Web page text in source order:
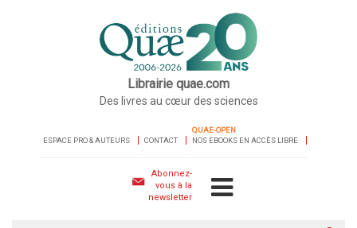
Librairie quae.com
Des livres au cœur des sciences
ESPACE PRO & AUTEURS CONTACT
QUAE-OPEN
NOS EBOOKS EN ACCÈS LIBRE
Abonnez-
vous à la
newsletter